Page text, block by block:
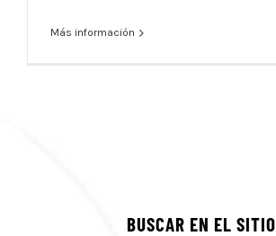
Más información
BUSCAR EN EL SITIO